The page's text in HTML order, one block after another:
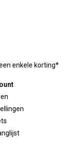
enkele korting*